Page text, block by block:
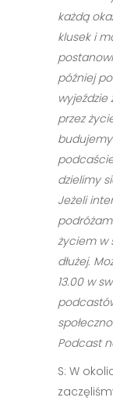
każdą
klusek i
później
przez
budujemy
dzielimy
Jeżeli
życiem w
dłużej.
13.00 w
Podcast
S: W